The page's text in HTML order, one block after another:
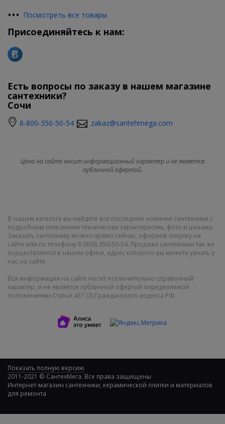
••• Посмотреть все товары
Присоединяйтесь к нам:
Есть вопросы по заказу в нашем магазине
сантехники?
Сочи
8-800-350-50-54 zakaz@santehmega.com
Цена на сайте носит информационный характер и не является
публичной офертой.
В нашем каталоге вы найдете все последние новинки сантехники с
подробным описанием технических характеристик, фото и ценами.
Заказать сантехнику можно прямо сейчас, оформив покупку на
сайте или по телефону 8 (800) 350-50-54. Продажа сантехники так же
осуществляется в нашем офисе, адрес которого вы можете узнать у
нас на сайте.
Вся информация на сайте носит исключительно справочный
характер, и не является публичной офертой определяемой
положениями Статьи 437 (2) Гражданского кодекса РФ.
Показать полную версию
2011-2021 © СантехМега. Все права защищены
Интернет-магазин сантехники, керамической плитки и материалов
для ремонта